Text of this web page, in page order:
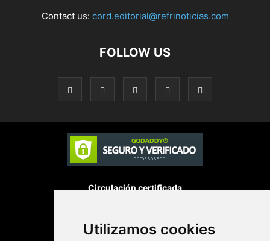
Utilizamos cookies
Contact us: cord.editorial@refrinoticias.com
FOLLOW US
Circulación certificada
Desarrollado por